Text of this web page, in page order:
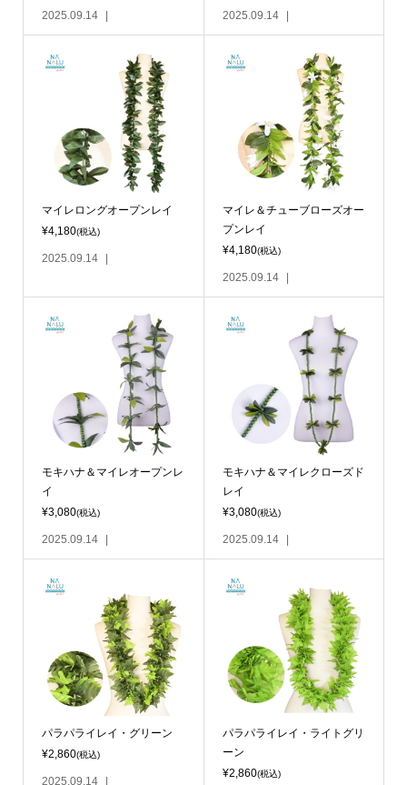
2025.09.14 2025.09.14
マイレロングオープンレイ
¥4,180(税込)
2025.09.14
マイレ＆チューブローズオー
プンレイ
¥4,180(税込)
2025.09.14
モキハナ＆マイレオープンレ
イ
¥3,080(税込)
2025.09.14
モキハナ＆マイレクローズド
レイ
¥3,080(税込)
2025.09.14
パラパライレイ・グリーン
¥2,860(税込)
2025.09.14
パラパライレイ・ライトグリ
ーン
¥2,860(税込)